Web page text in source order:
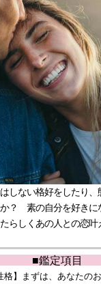
しない格好をしたり
？ 素の自分を好きに
らしくあの人との恋叶
■鑑定項目
格】まずは、あなたの